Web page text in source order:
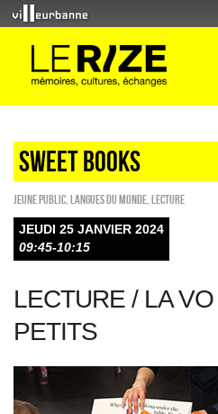
sweet books
Jeune public Langues du monde Lecture
JEUDI 25 JANVIER 2024
09:45-10:15
LECTURE / LA
PETITS